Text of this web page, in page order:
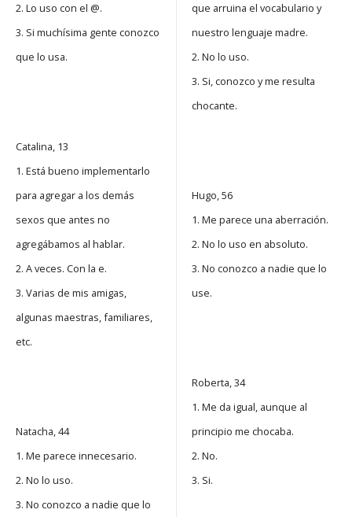
2. Lo uso con el @.
3. Si muchísima gente conozco
que lo usa.
Catalina, 13
1. Está bueno implementarlo
para agregar a los demás
sexos que antes no
agregábamos al hablar.
2. A veces. Con la e.
3. Varias de mis amigas,
algunas maestras, familiares,
etc.
Natacha, 44
1. Me parece innecesario.
2. No lo uso.
3. No conozco a nadie que lo
que arruina el vocabulario y
nuestro lenguaje madre.
2. No lo uso.
3. Si, conozco y me resulta
chocante.
Hugo, 56
1. Me parece una aberración.
2. No lo uso en absoluto.
3. No conozco a nadie que lo
use.
Roberta, 34
1. Me da igual, aunque al
principio me chocaba.
2. No.
3. Si.